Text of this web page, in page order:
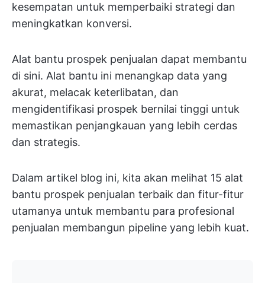
kesempatan untuk memperbaiki strategi dan
meningkatkan konversi.
Alat bantu prospek penjualan dapat membantu
di sini. Alat bantu ini menangkap data yang
akurat, melacak keterlibatan, dan
mengidentifikasi prospek bernilai tinggi untuk
memastikan penjangkauan yang lebih cerdas
dan strategis.
Dalam artikel blog ini, kita akan melihat 15 alat
bantu prospek penjualan terbaik dan fitur-fitur
utamanya untuk membantu para profesional
penjualan membangun pipeline yang lebih kuat.